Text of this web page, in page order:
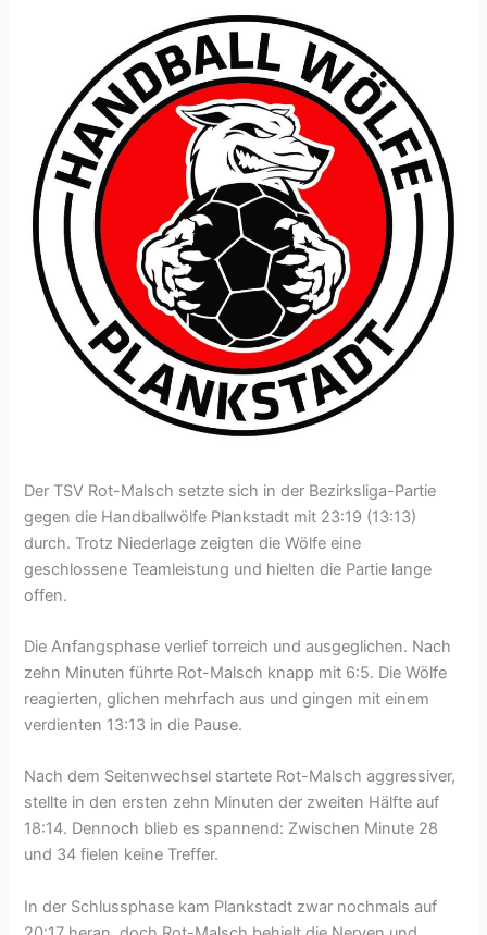
Der TSV Rot-Malsch setzte sich in der Bezirksliga-Partie
gegen die Handballwölfe Plankstadt mit 23:19 (13:13)
durch. Trotz Niederlage zeigten die Wölfe eine
geschlossene Teamleistung und hielten die Partie lange
offen.
Die Anfangsphase verlief torreich und ausgeglichen. Nach
zehn Minuten führte Rot-Malsch knapp mit 6:5. Die Wölfe
reagierten, glichen mehrfach aus und gingen mit einem
verdienten 13:13 in die Pause.
Nach dem Seitenwechsel startete Rot-Malsch aggressiver,
stellte in den ersten zehn Minuten der zweiten Hälfte auf
18:14. Dennoch blieb es spannend: Zwischen Minute 28
und 34 fielen keine Treffer.
In der Schlussphase kam Plankstadt zwar nochmals auf